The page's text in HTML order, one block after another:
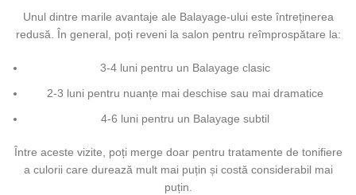
Unul dintre marile avantaje ale Balayage-ului este întreținerea
redusă. În general, poți reveni la salon pentru reîmprospătare la:
3-4 luni pentru un Balayage clasic
2-3 luni pentru nuanțe mai deschise sau mai dramatice
4-6 luni pentru un Balayage subtil
Între aceste vizite, poți merge doar pentru tratamente de tonifiere
a culorii care durează mult mai puțin și costă considerabil mai
puțin.